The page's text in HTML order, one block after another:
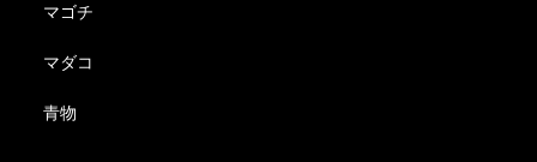
マゴチ
マダコ
青物